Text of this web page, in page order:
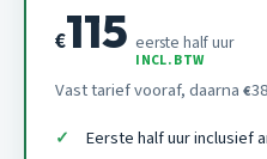
€115 eerste half uur
INCL. BTW
Vast tarief vooraf, daarna €
Eerste half uur inclusief